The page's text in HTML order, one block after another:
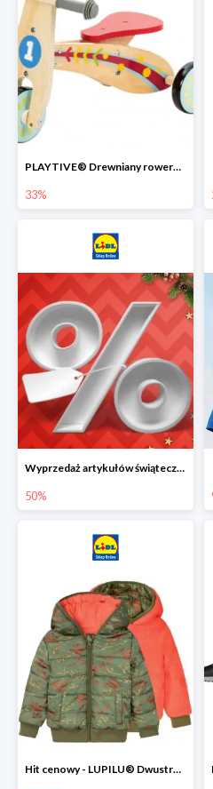
PLAYTIVE® Drewniany rowerek biegowy -33%
33%
Wyprzedaż artykułów świątecznych w Lidlu Online
50%
Hit cenowy - LUPILU® Dwustronna kurtka dziecięca z polarem